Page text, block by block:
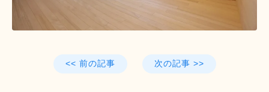
<< 前の記事 次の記事 >>